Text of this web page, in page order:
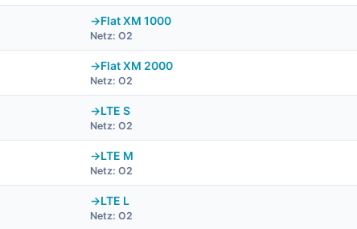
Flat XM 1000
Netz: O2
Flat XM 2000
Netz: O2
LTE S
Netz: O2
LTE M
Netz: O2
LTE L
Netz: O2